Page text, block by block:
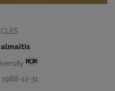
12-31